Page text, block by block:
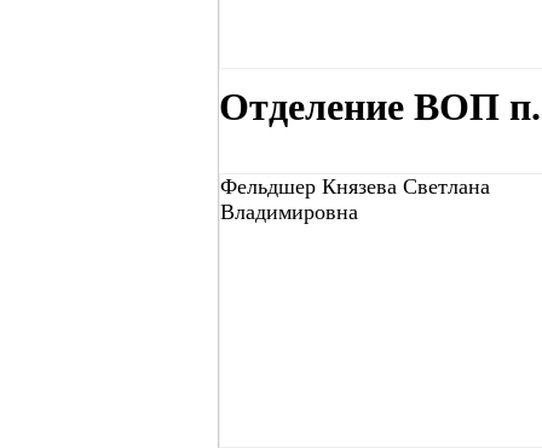
Отделение ВОП
Фельдшер Князева Светлана
Владимировна